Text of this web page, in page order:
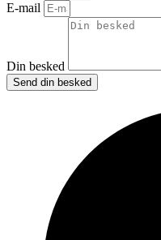
E-mail
Din besked
Send din besked